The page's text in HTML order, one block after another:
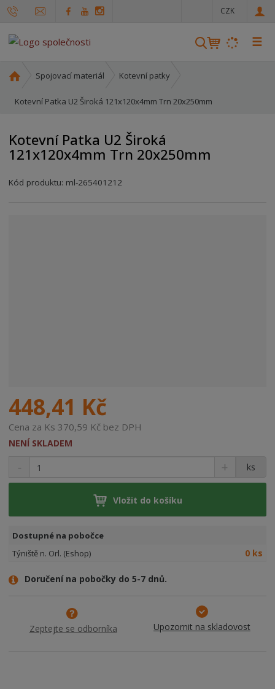
CZK
V
e
☰
o
í
s
r
Spojovací materiál Kotevní patky
Kotevní Patka U2 Široká 121x120x4mm Trn 20x250mm
Kotevní Patka U2 Široká
121x120x4mm Trn 20x250mm
Kód produktu: ml-265401212
448,41 Kč
Cena za Ks 370,59 Kč bez DPH
NENÍ SKLADEM
ks
Vložit do košíku
Dostupné na pobočce
Týniště n. Orl. (Eshop)
0 ks
Doručení na pobočky do 5-7 dnů.
Zeptejte se odborníka Upozornit na skladovost